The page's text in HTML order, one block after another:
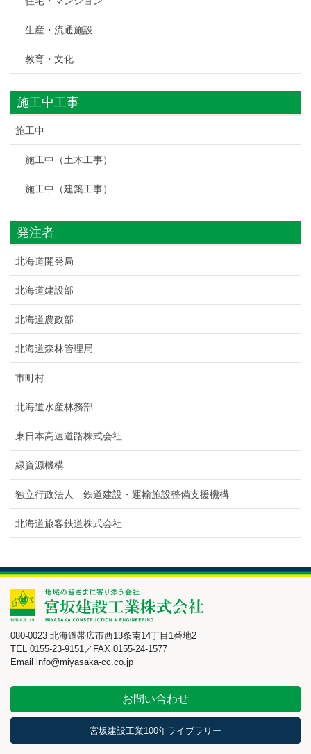
生産・流通施設
教育・文化
施工中工事
施工中
施工中（土木工事）
施工中（建築工事）
発注者
北海道開発局
北海道建設部
北海道農政部
北海道森林管理局
市町村
北海道水産林務部
東日本高速道路株式会社
緑資源機構
独立行政法人 鉄道建設・運輸施設整備支援機構
北海道旅客鉄道株式会社
080-0023 北海道帯広市西13条南14丁目1番地2
TEL 0155-23-9151／FAX 0155-24-1577
Email info@miyasaka-cc.co.jp
お問い合わせ
宮坂建設工業100年ライブラリー